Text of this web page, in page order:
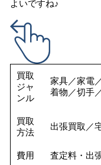
よいですね♪
買取
ジャ
ンル
家具／家電
着物／切手
買取
方法
出張買取／
費用 査定料・出